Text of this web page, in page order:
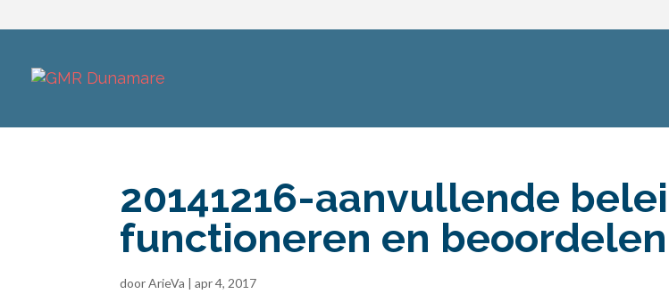
20141216-aanvullende
functioneren en beoordelen
doorArieVa |apr 4, 2017